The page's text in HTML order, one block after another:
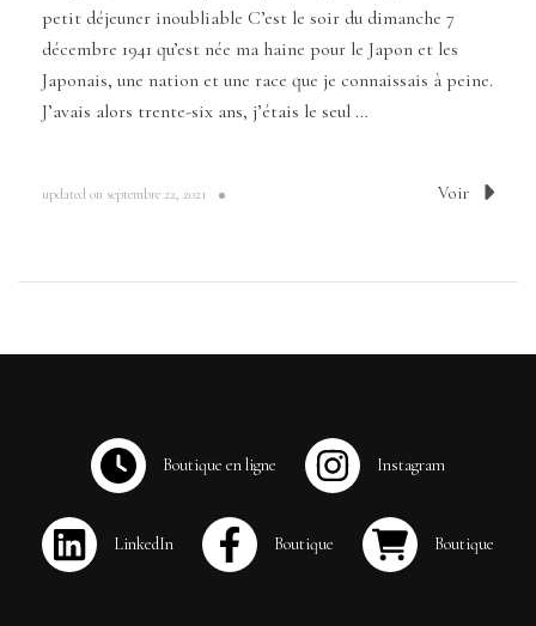
petit déjeuner inoubliable C’est le soir du dimanche 7
décembre 1941 qu’est née ma haine pour le Japon et les
Japonais, une nation et une race que je connaissais à peine.
J’avais alors trente-six ans, j’étais le seul …
updated on septembre 22, 2021 Voir